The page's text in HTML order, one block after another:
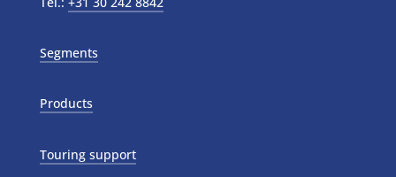
Segments
Products
Touring support